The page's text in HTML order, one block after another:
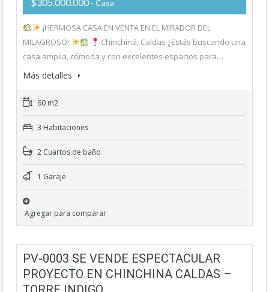
- Casa
¡HERMOSA CASA EN VENTA EN EL MIRADOR DEL
MILAGROSO!
Chinchiná, Caldas ¿Estás buscando una
casa amplia, cómoda y con excelentes espacios para…
Más detalles
60 m2
3 Habitaciones
2 Cuartos de baño
1 Garaje
Agregar para comparar
PV-0003 SE VENDE ESPECTACULAR
PROYECTO EN CHINCHINA CALDAS –